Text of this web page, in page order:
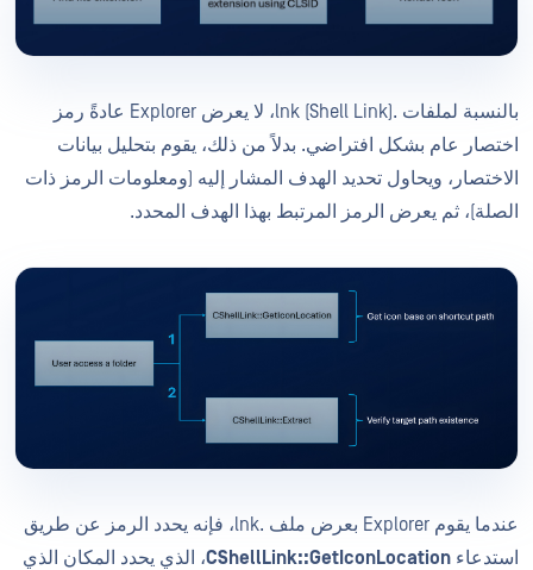
بالنسبة لملفات .lnk (Shell Link)، لا يعرض Explorer عادةً رمز
اختصار عام بشكل افتراضي. بدلاً من ذلك، يقوم بتحليل بيانات
الاختصار، ويحاول تحديد الهدف المشار إليه (ومعلومات الرمز ذات
الصلة)، ثم يعرض الرمز المرتبط بهذا الهدف المحدد.
عندما يقوم Explorer بعرض ملف .lnk، فإنه يحدد الرمز عن طريق
استدعاء CShellLink::GetIconLocation، الذي يحدد المكان الذي